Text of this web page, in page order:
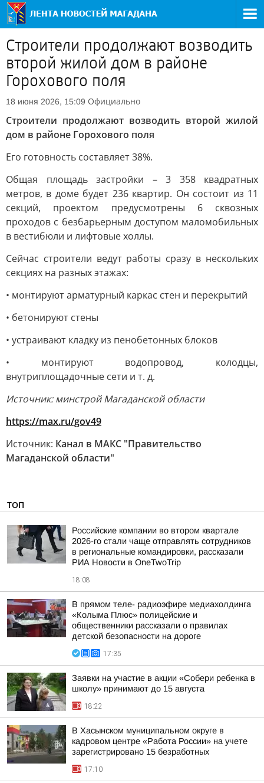
Строители продолжают возводить
второй жилой дом в районе
Горохового поля
18 июня 2026, 15:09 Официально
Строители продолжают возводить второй жилой
дом в районе Горохового поля
Его готовность составляет 38%.
Общая площадь застройки – 3 358 квадратных
метров, в доме будет 236 квартир. Он состоит из 11
секций, проектом предусмотрены 6 сквозных
проходов с безбарьерным доступом маломобильных
в вестибюли и лифтовые холлы.
Сейчас строители ведут работы сразу в нескольких
секциях на разных этажах:
• монтируют арматурный каркас стен и перекрытий
• бетонируют стены
• устраивают кладку из пенобетонных блоков
• монтируют водопровод, колодцы,
внутриплощадочные сети и т. д.
Источник: минстрой Магаданской области
https://max.ru/gov49
Источник: Канал в МАКС "Правительство
Магаданской области"
ТОП
Российские компании во втором квартале
2026-го стали чаще отправлять сотрудников
в региональные командировки, рассказали
РИА Новости в OneTwoTrip
18:08
В прямом теле- радиоэфире медиахолдинга
«Колыма Плюс» полицейские и
общественники рассказали о правилах
детской безопасности на дороге
17:35
Заявки на участие в акции «Собери ребенка в
школу» принимают до 15 августа
18:22
В Хасынском муниципальном округе в
кадровом центре «Работа России» на учете
зарегистрировано 15 безработных
17:10